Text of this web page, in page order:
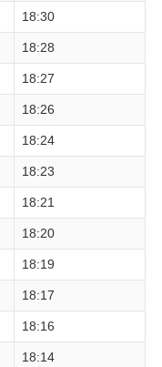
18:30
18:28
18:27
18:26
18:24
18:23
18:21
18:20
18:19
18:17
18:16
18:14